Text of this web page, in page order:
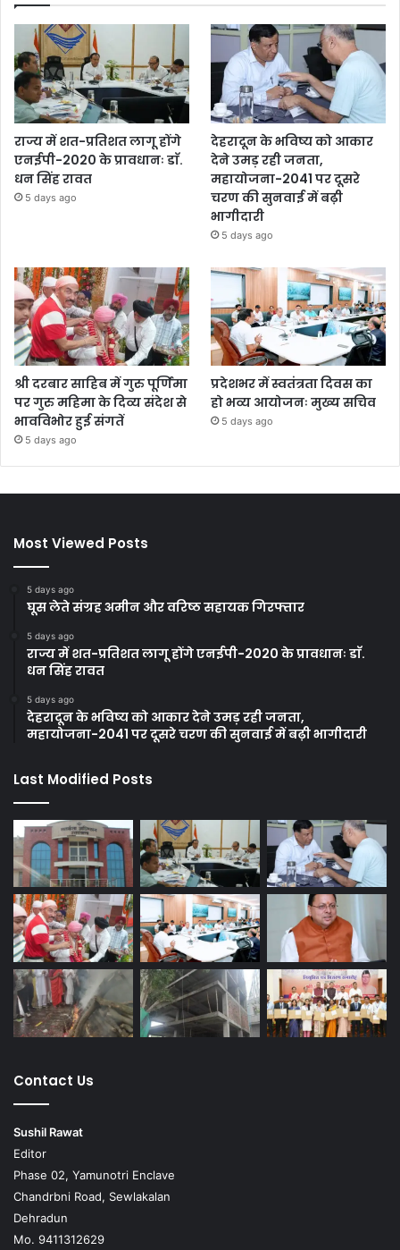
राज्य में शत-प्रतिशत लागू होंगे
एनईपी-2020 के प्रावधानः डाॅ.
धन सिंह रावत
5 days ago
देहरादून के भविष्य को आकार
देने उमड़ रही जनता,
महायोजना-2041 पर दूसरे
चरण की सुनवाई में बढ़ी
भागीदारी
5 days ago
श्री दरबार साहिब में गुरु पूर्णिमा
पर गुरु महिमा के दिव्य संदेश से
भावविभोर हुई संगतें
5 days ago
प्रदेशभर में स्वतंत्रता दिवस का
हो भव्य आयोजनः मुख्य सचिव
5 days ago
Most Viewed Posts
5 days ago
घूस लेते संग्रह अमीन और वरिष्ठ सहायक गिरफ्तार
5 days ago
राज्य में शत-प्रतिशत लागू होंगे एनईपी-2020 के प्रावधानः डाॅ.
धन सिंह रावत
5 days ago
देहरादून के भविष्य को आकार देने उमड़ रही जनता,
महायोजना-2041 पर दूसरे चरण की सुनवाई में बढ़ी भागीदारी
Last Modified Posts
Contact Us
Sushil Rawat
Editor
Phase 02, Yamunotri Enclave
Chandrbni Road, Sewlakalan
Dehradun
Mo. 9411312629